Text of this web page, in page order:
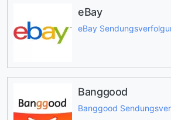
eBay
eBay
Banggood
Banggood